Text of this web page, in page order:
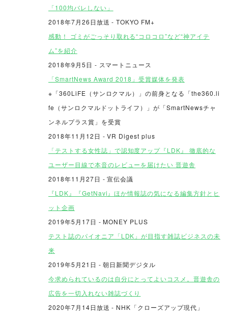
「100均バレしない」
2018年7月26日放送 - TOKYO FM+
感動！ ゴミがごっそり取れる“コロコロ”など“神アイテ
ム”を紹介
2018年9月5日 - スマートニュース
「SmartNews Award 2018」受賞媒体を発表
※「360LiFE（サンロクマル）」の前身となる「the360.li
fe（サンロクマルドットライフ）」が「SmartNewsチャ
ンネルプラス賞」を受賞
2018年11月12日 - VR Digest plus
「テストする女性誌」で認知度アップ『LDK』 徹底的な
ユーザー目線で本音のレビューを届けたい 晋遊舎
2018年11月27日 - 宣伝会議
『LDK』『GetNavi』ほか情報誌の気になる編集方針とヒ
ット企画
2019年5月17日 - MONEY PLUS
テスト誌のパイオニア「LDK」が目指す雑誌ビジネスの未
来
2019年5月21日 - 朝日新聞デジタル
今求められているのは自分にとってよいコスメ。晋遊舎の
広告を一切入れない雑誌づくり
2020年7月14日放送 - NHK「クローズアップ現代」